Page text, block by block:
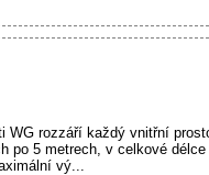
WG rozzáří každý vnitřní
po 5 metrech, v celkové
vý...